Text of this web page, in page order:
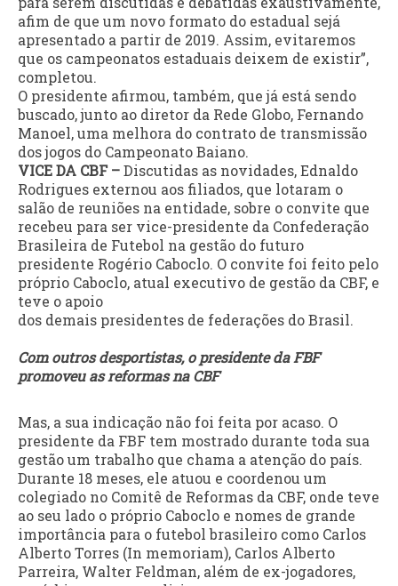
afim de que um novo formato do estadual sejá
apresentado a partir de 2019. Assim, evitaremos
que os campeonatos estaduais deixem de existir”,
completou.
O presidente afirmou, também, que já está sendo
buscado, junto ao diretor da Rede Globo, Fernando
Manoel, uma melhora do contrato de transmissão
dos jogos do Campeonato Baiano.
VICE DA CBF –Discutidas as novidades, Ednaldo
Rodrigues externou aos filiados, que lotaram o
salão de reuniões na entidade, sobre o convite que
recebeu para ser vice-presidente da Confederação
Brasileira de Futebol na gestão do futuro
presidente Rogério Caboclo. O convite foi feito pelo
próprio Caboclo, atual executivo de gestão da CBF, e
teve o apoio
dos demais presidentes de federações do Brasil.
Com outros desportistas, o presidente da FBF
promoveu as reformas na CBF
Mas, a sua indicação não foi feita por acaso. O
presidente da FBF tem mostrado durante toda sua
gestão um trabalho que chama a atenção do país.
Durante 18 meses, ele atuou e coordenou um
colegiado no Comitê de Reformas da CBF, onde teve
ao seu lado o próprio Caboclo e nomes de grande
importância para o futebol brasileiro como Carlos
Alberto Torres (In memoriam), Carlos Alberto
Parreira, Walter Feldman, além de ex-jogadores,